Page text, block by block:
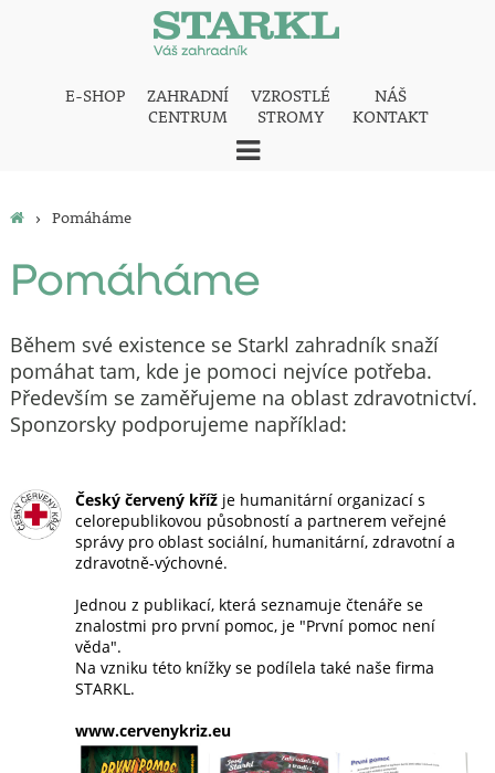
E-SHOP
ZAHRADNÍ
CENTRUM
VZROSTLÉ
STROMY
NÁŠ
KONTAKT
› Pomáháme
Pomáháme
Během své existence se Starkl zahradník snaží
pomáhat tam, kde je pomoci nejvíce potřeba.
Především se zaměřujeme na oblast zdravotnictví.
Sponzorsky podporujeme například:
Český červený křížje humanitární organizací s
celorepublikovou působností a partnerem veřejné
správy pro oblast sociální, humanitární, zdravotní a
zdravotně-výchovné.
Jednou z publikací, která seznamuje čtenáře se
znalostmi pro první pomoc, je "První pomoc není
věda".
Na vzniku této knížky se podílela také naše firma
STARKL.
www.cervenykriz.eu